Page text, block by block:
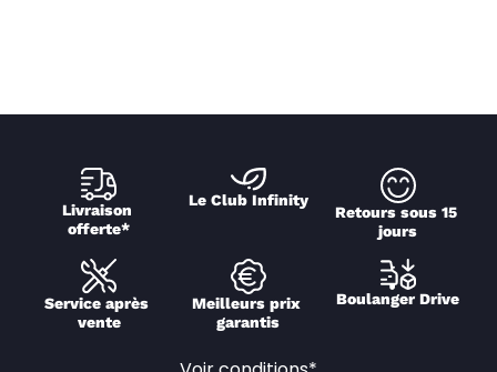
Livraison
offerte*
Le Club Infinity
Retours sous 15
jours
Service après
vente
Meilleurs prix
garantis
Boulanger Drive